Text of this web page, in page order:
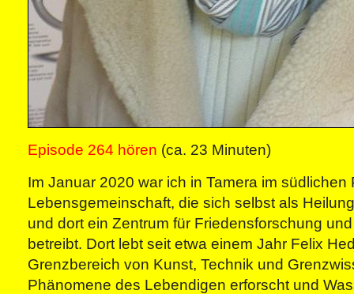
Episode 264 hören (ca. 23 Minuten)
Im Januar 2020 war ich in Tamera im südlichen
Lebensgemeinschaft, die sich selbst als
und dort ein Zentrum für Friedensforschung
betreibt. Dort lebt seit etwa einem Jahr Felix
Grenzbereich von Kunst, Technik und
Phänomene des Lebendigen erforscht und